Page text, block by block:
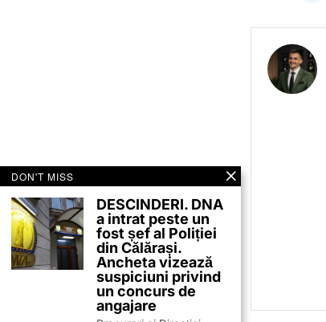
DON'T MISS
DESCINDERI. DNA
a intrat peste un
fost șef al Poliției
din Călărași.
Ancheta vizează
suspiciuni privind
un concurs de
angajare